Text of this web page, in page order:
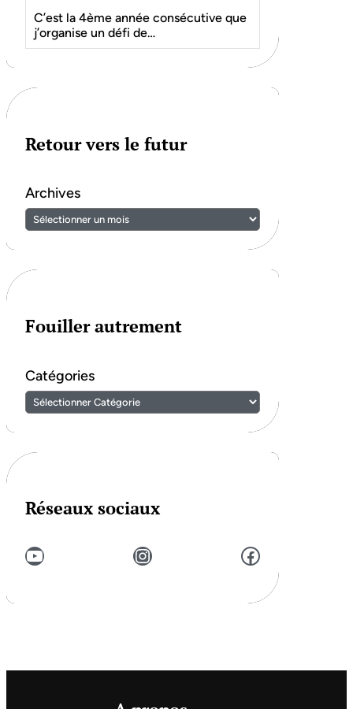
C’est la 4ème année consécutive que
j’organise un défi de…
Retour vers le futur
Archives
Fouiller autrement
Catégories
Réseaux sociaux
YouTube Instagram Facebook